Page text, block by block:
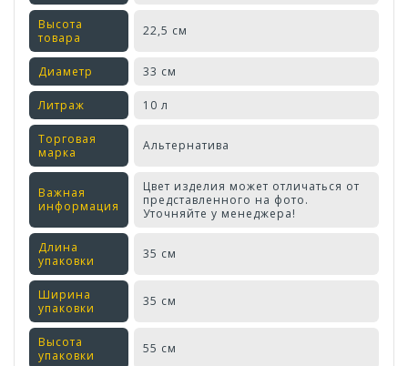
Высота
товара
22,5 см
Диаметр 33 см
Литраж 10 л
Торговая
марка
Альтернатива
Важная
информация
Цвет изделия может отличаться от
представленного на фото.
Уточняйте у менеджера!
Длина
упаковки
35 см
Ширина
упаковки
35 см
Высота
упаковки
55 см